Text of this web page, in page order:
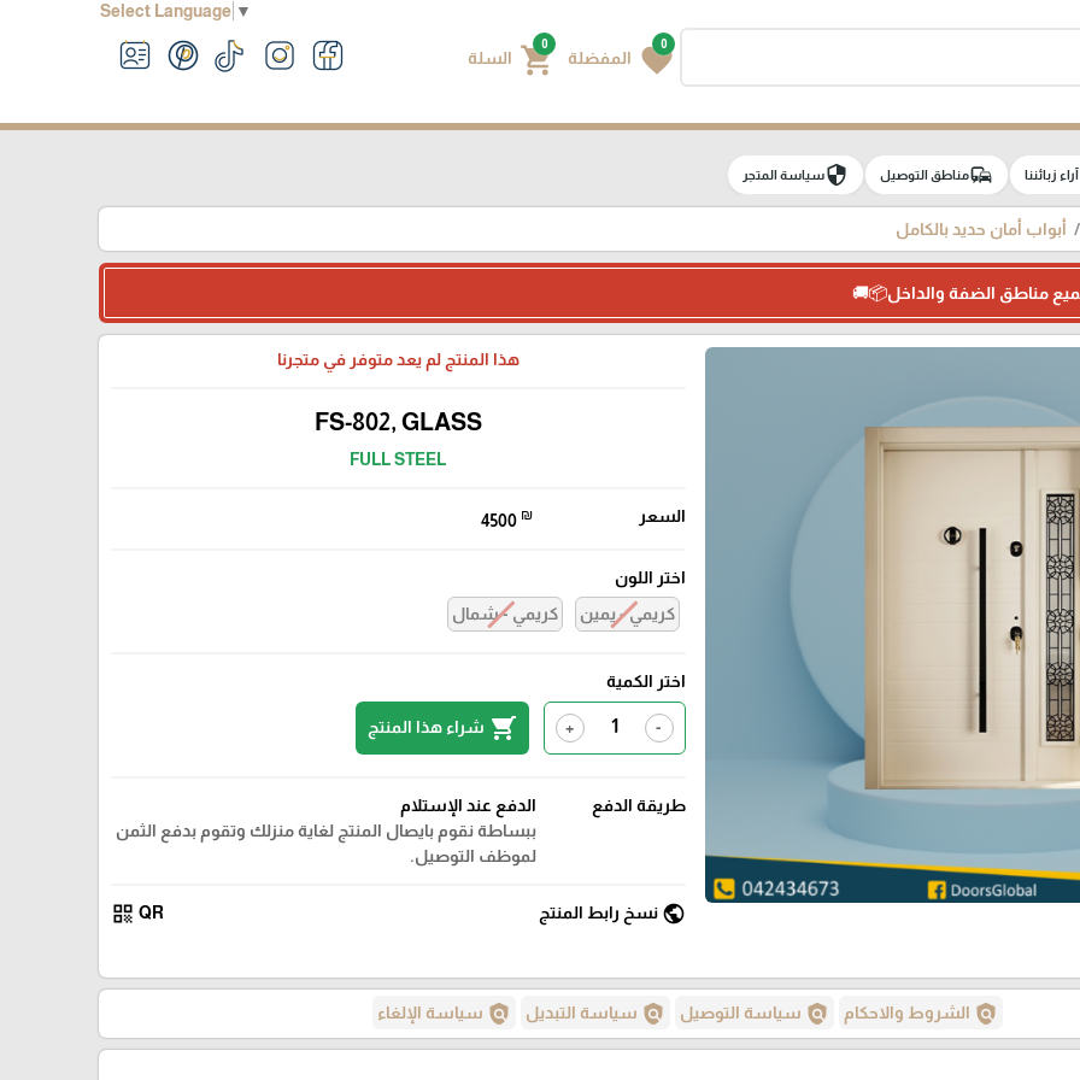
Select Language ▼
0
favorite المفضلة
0
shopping_cart السلة
آراء زبائننا commuteمناطق التوصيل securityسياسة المتجر
أبواب أمان حديد بالكامل
مناطق الضفة والداخل📦🚚
هذا المنتج لم يعد متوفر في متجرنا
FS-802, GLASS
FULL STEEL
السعر 4500 ₪
اختر اللون
كريمي - يمين
كريمي - شمال
اختر الكمية
-
+
shopping_cart شراء هذا المنتج
طريقة الدفع
الدفع عند الإستلام
ببساطة نقوم بايصال المنتج لغاية منزلك وتقوم بدفع الثمن
لموظف التوصيل.
public نسخ رابط المنتج QR
qr_code
policy الشروط والاحكام policy سياسة التوصيل policy سياسة التبديل policy سياسة الإلغاء